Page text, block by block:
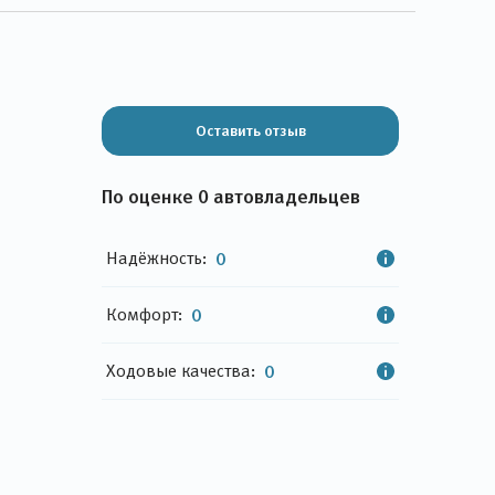
Оставить отзыв
По оценке 0 автовладельцев
Надёжность: 0
Комфорт: 0
Ходовые качества: 0